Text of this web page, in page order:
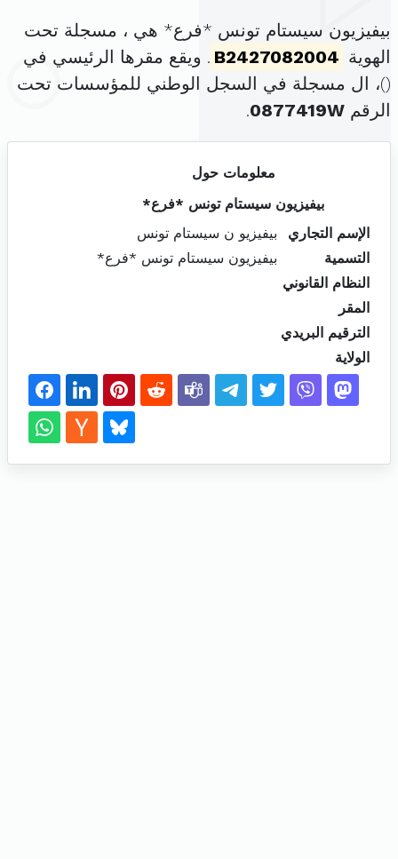
بيفيزيون سيستام تونس *فرع* هي ، مسجلة تحت
الهوية B2427082004 . ويقع مقرها الرئيسي في
()، ال مسجلة في السجل الوطني للمؤسسات تحت
الرقم 0877419W
.
معلومات حول
بيفيزيون سيستام تونس *فرع*
الإسم التجاري
بيفيزيو ن سيستام تونس
التسمية
بيفيزيون سيستام تونس *فرع*
النظام القانوني
المقر
الترقيم البريدي
الولاية